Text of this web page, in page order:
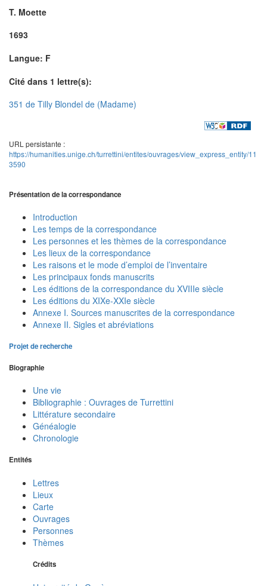
T. Moette
1693
Langue: F
Cité dans 1 lettre(s):
351 de Tilly Blondel de (Madame)
URL persistante :
https://humanities.unige.ch/turrettini/entites/ouvrages/view_express_entity/11
3590
Présentation de la correspondance
Introduction
Les temps de la correspondance
Les personnes et les thèmes de la correspondance
Les lieux de la correspondance
Les raisons et le mode d’emploi de l’inventaire
Les principaux fonds manuscrits
Les éditions de la correspondance du XVIIIe siècle
Les éditions du XIXe-XXIe siècle
Annexe I. Sources manuscrites de la correspondance
Annexe II. Sigles et abréviations
Projet de recherche
Biographie
Une vie
Bibliographie : Ouvrages de Turrettini
Littérature secondaire
Généalogie
Chronologie
Entités
Lettres
Lieux
Carte
Ouvrages
Personnes
Thèmes
Crédits